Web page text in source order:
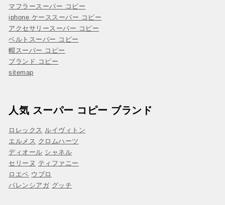
マフラースーパー コピー
iphone ケーススーパー コピー
アクセサリースーパー コピー
ベルトスーパー コピー
帽スーパー コピー
ブランド コピー
sitemap
人気 スーパー コピー ブランド
ロレックス ルイヴィトン
エルメス クロムハーツ
ディオール シャネル
セリーヌ ティファニー
ロエベ ウブロ
バレンシアガ グッチ